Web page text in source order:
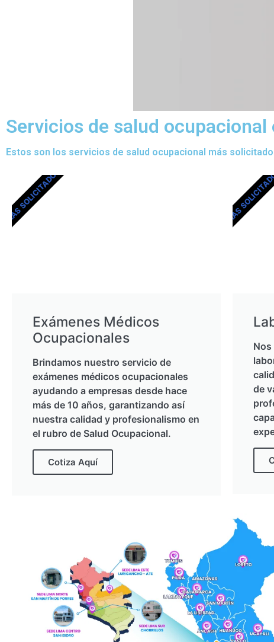
Servicios de salud ocupacional
Estos son los servicios de salud ocupacional más
Exámenes Médicos
Ocupacionales
Brindamos nuestro servicio de
exámenes médicos ocupacionales
ayudando a empresas desde hace
más de 10 años, garantizando así
nuestra calidad y profesionalismo en
el rubro de Salud Ocupacional.
Cotiza Aquí
MÁS SOLICITADOS
de
MÁS